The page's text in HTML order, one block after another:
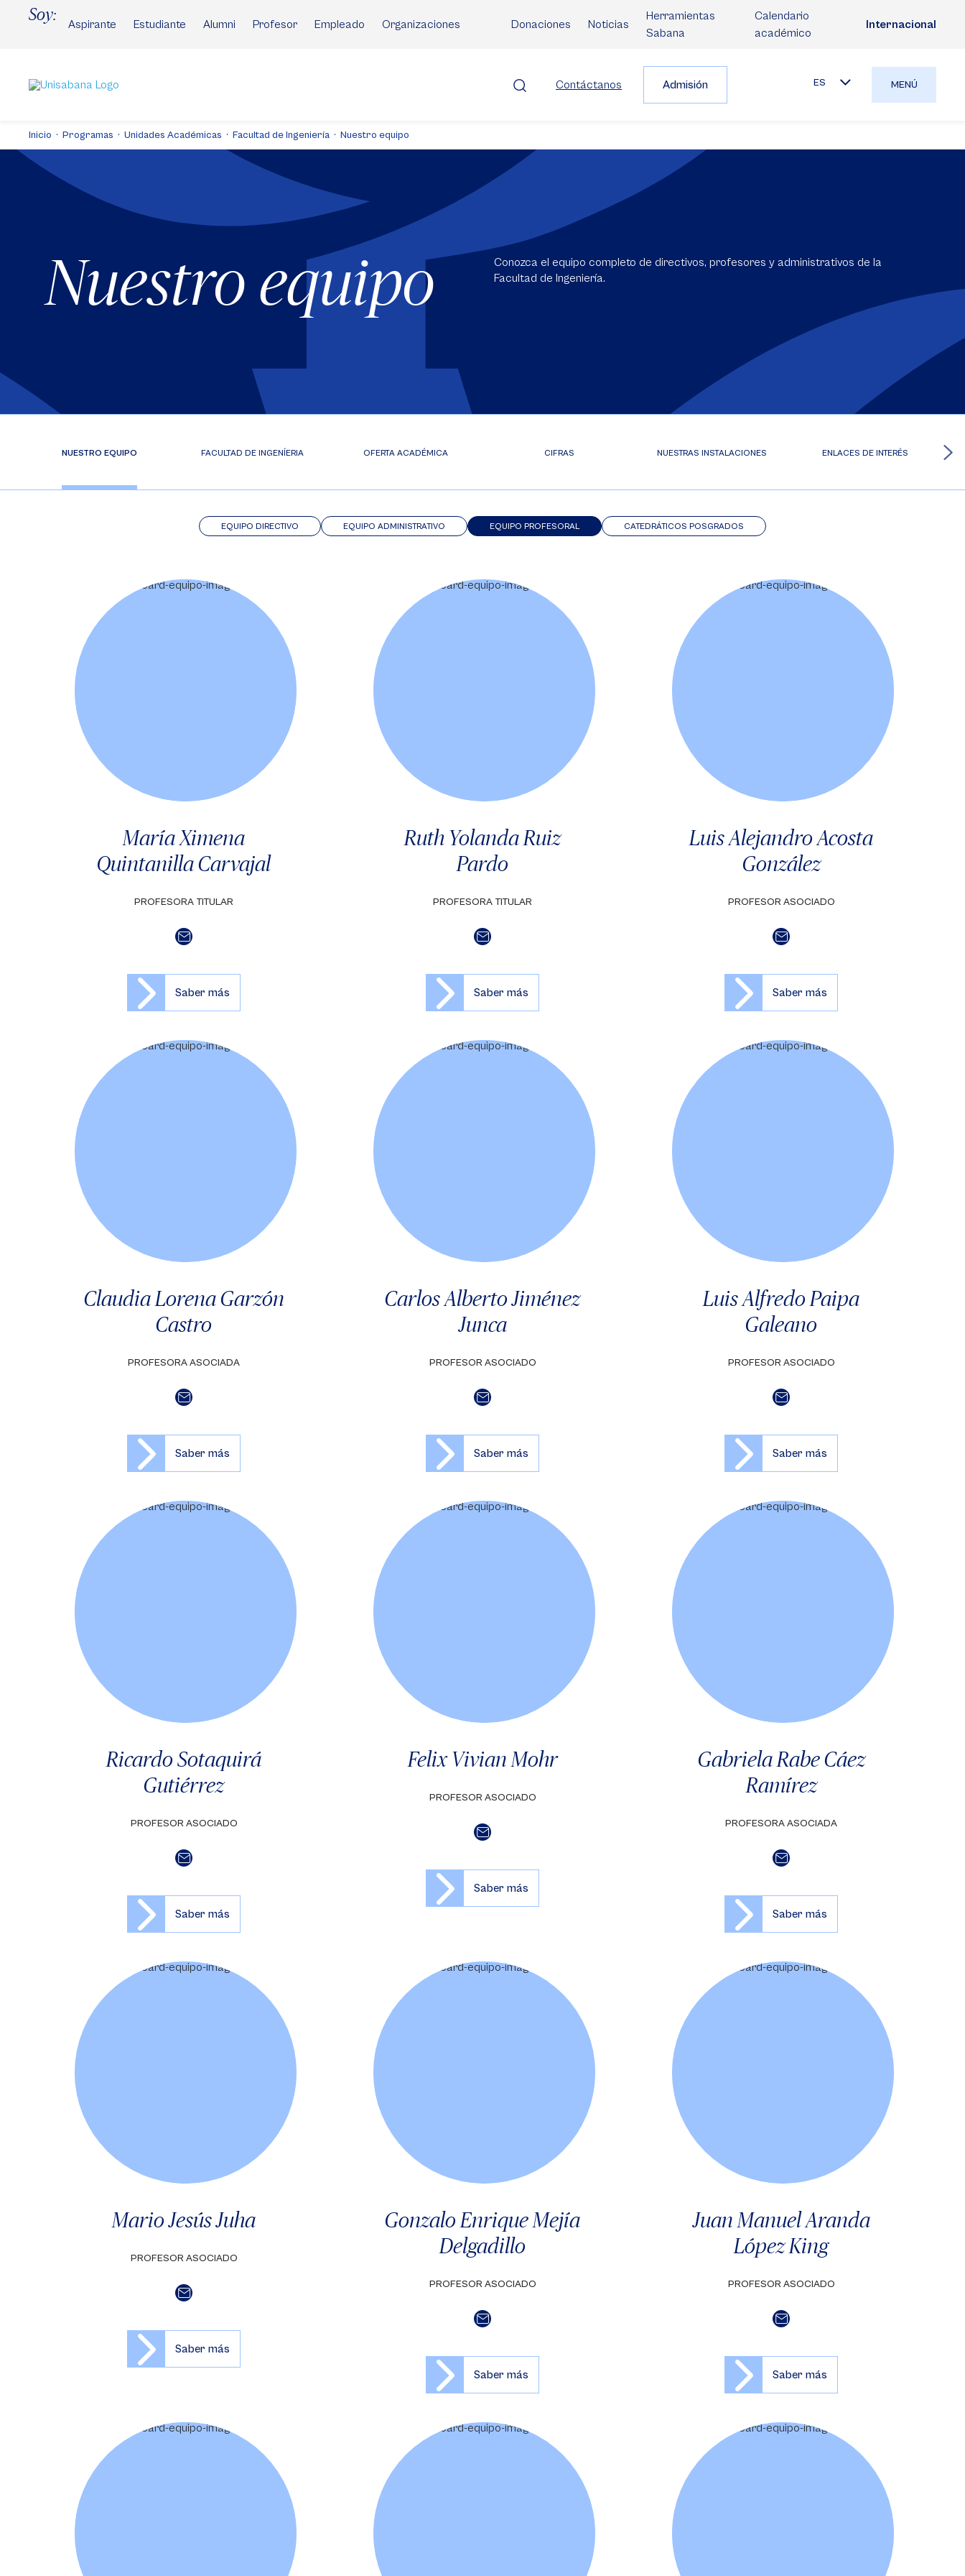
Soy:
Aspirante Estudiante Alumni Profesor Empleado Organizaciones Donaciones Noticias
Herramientas
Sabana
Calendario
académico
Internacional
Contáctanos Admisión ES MENÚ
Inicio Programas Unidades Académicas Facultad de Ingeniería Nuestro equipo
Nuestro equipo
Conozca el equipo completo de directivos, profesores y administrativos de la
Facultad de Ingeniería.
NUESTRO EQUIPO FACULTAD DE INGENÍERIA OFERTA ACADÉMICA CIFRAS NUESTRAS INSTALACIONES ENLACES DE INTERÉS
CATEDRÁTICOS POSGRADOS
EQUIPO PROFESORAL
EQUIPO ADMINISTRATIVO
EQUIPO DIRECTIVO
María Ximena
Quintanilla Carvajal
PROFESORA TITULAR
Saber más
Ruth Yolanda Ruiz
Pardo
PROFESORA TITULAR
Saber más
Luis Alejandro Acosta
González
PROFESOR ASOCIADO
Saber más
Claudia Lorena Garzón
Castro
PROFESORA ASOCIADA
Saber más
Carlos Alberto Jiménez
Junca
PROFESOR ASOCIADO
Saber más
Luis Alfredo Paipa
Galeano
PROFESOR ASOCIADO
Saber más
Ricardo Sotaquirá
Gutiérrez
PROFESOR ASOCIADO
Saber más
Felix Vivian Mohr
PROFESOR ASOCIADO
Saber más
Gabriela Rabe Cáez
Ramírez
PROFESORA ASOCIADA
Saber más
Mario Jesús Juha
PROFESOR ASOCIADO
Saber más
Gonzalo Enrique Mejía
Delgadillo
PROFESOR ASOCIADO
Saber más
Juan Manuel Aranda
López King
PROFESOR ASOCIADO
Saber más